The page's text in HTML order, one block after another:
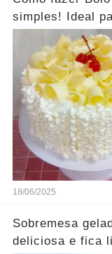
simples! Ideal
18/06/2025
Sobremesa
deliciosa e fica